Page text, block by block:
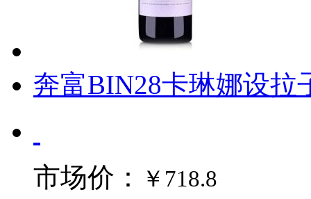
奔富BIN28卡琳娜设拉
市场价： ￥718.8